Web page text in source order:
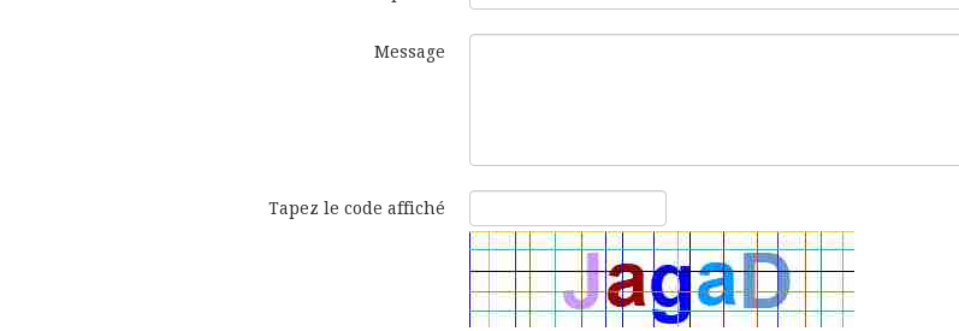
Message
Tapez le code affiché